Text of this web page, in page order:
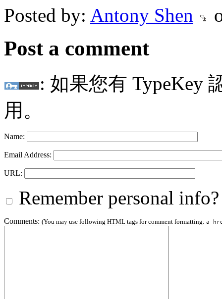
Posted by: Antony Shen
Post a comment
: 如果您有 TypeKey
用。
Name:
Email Address:
URL:
Remember personal info?
Comments: (You may use following HTML tags for comment formatting: a